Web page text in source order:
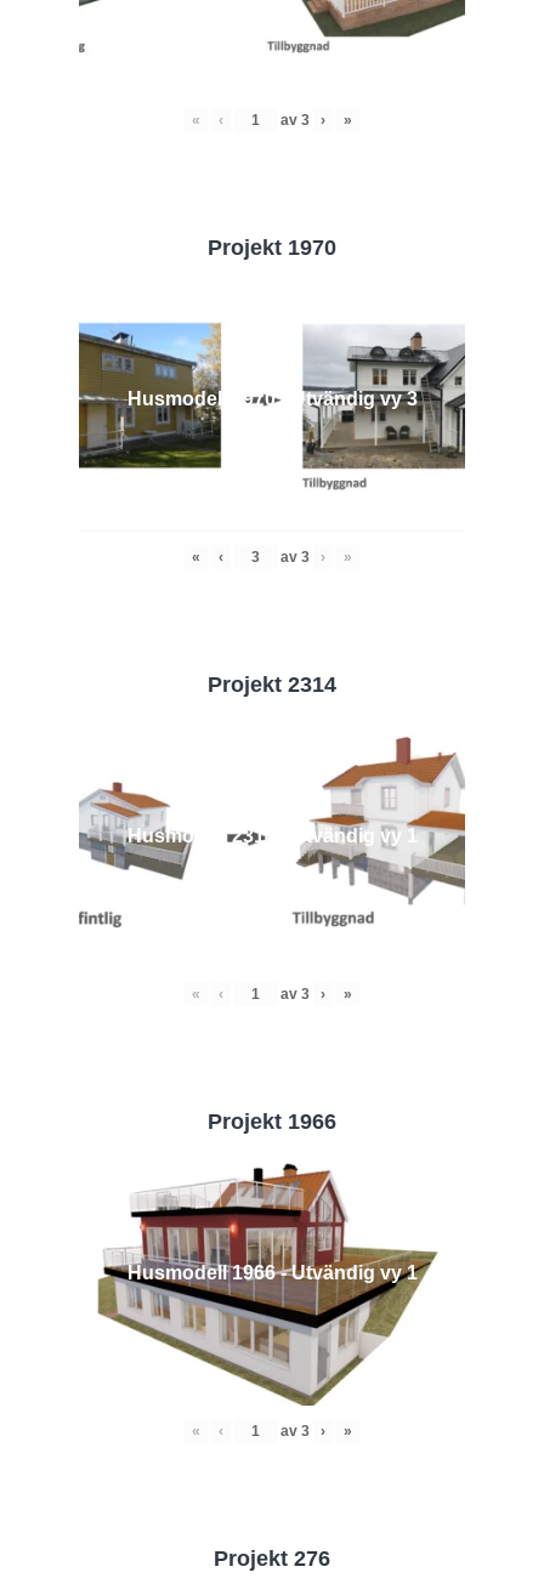
« ‹ av 3 › »
Projekt 1970
Husmodell 1970 - Utvändig vy 3
« ‹ av 3 › »
Projekt 2314
Husmodell 2314 - Utvändig vy 1
« ‹ av 3 › »
Projekt 1966
Husmodell 1966 - Utvändig vy 1
« ‹ av 3 › »
Projekt 276